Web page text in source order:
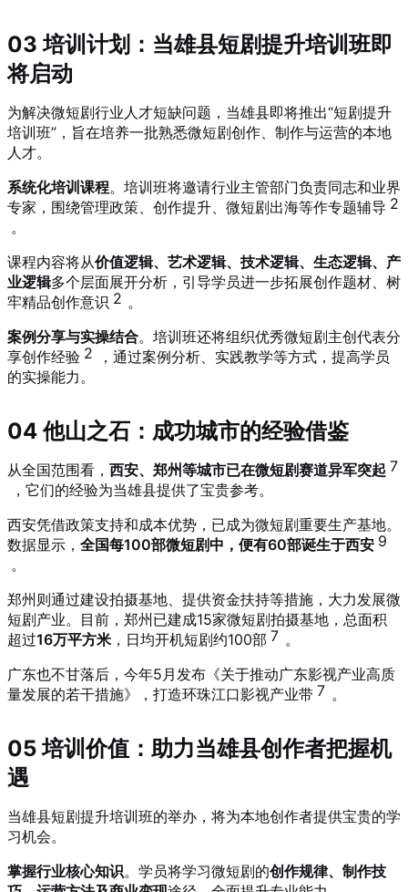
03 培训计划：当雄县短剧提升培训班即
将启动
为解决微短剧行业人才短缺问题，当雄县即将推出“短剧提升
培训班”，旨在培养一批熟悉微短剧创作、制作与运营的本地
人才。
系统化培训课程。培训班将邀请行业主管部门负责同志和业界
专家，围绕管理政策、创作提升、微短剧出海等作专题辅导 2
。
课程内容将从价值逻辑、艺术逻辑、技术逻辑、生态逻辑、产
业逻辑多个层面展开分析，引导学员进一步拓展创作题材、树
牢精品创作意识 2 。
案例分享与实操结合。培训班还将组织优秀微短剧主创代表分
享创作经验 2
，通过案例分析、实践教学等方式，提高学员
的实操能力。
04 他山之石：成功城市的经验借鉴
从全国范围看， 西安、郑州等城市已在微短剧赛道异军突起 7
，它们的经验为当雄县提供了宝贵参考。
西安凭借政策支持和成本优势，已成为微短剧重要生产基地。
数据显示， 全国每100部微短剧中，便有60部诞生于西安 9
。
郑州则通过建设拍摄基地、提供资金扶持等措施，大力发展微
短剧产业。目前，郑州已建成15家微短剧拍摄基地，总面积
超过16万平方米 ，日均开机短剧约100部 7 。
广东也不甘落后，今年5月发布《关于推动广东影视产业高质
量发展的若干措施》，打造环珠江口影视产业带 7 。
05 培训价值：助力当雄县创作者把握机
遇
当雄县短剧提升培训班的举办，将为本地创作者提供宝贵的学
习机会。
掌握行业核心知识。学员将学习微短剧的创作规律、制作技